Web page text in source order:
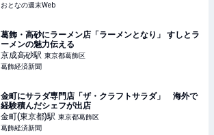
おとなの週末Web
葛飾・高砂にラーメン店「ラーメンとなり」 すしとラ
ーメンの魅力伝える
京成高砂駅 東京都葛飾区
葛飾経済新聞
金町にサラダ専門店「ザ・クラフトサラダ」 海外で
経験積んだシェフが出店
金町(東京都)駅 東京都葛飾区
葛飾経済新聞